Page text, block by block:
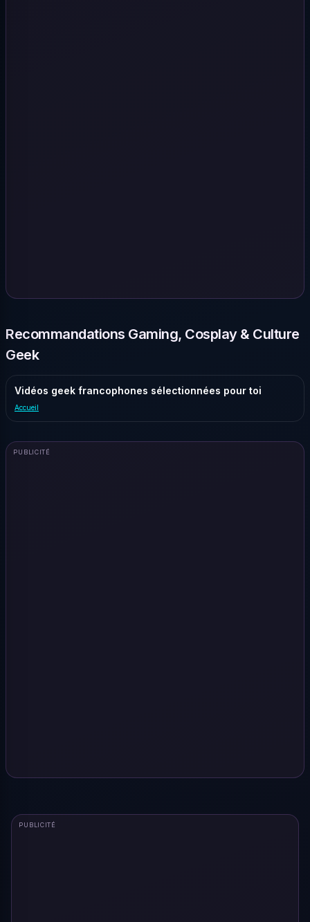
Recommandations Gaming, Cosplay & Culture
Geek
Vidéos geek francophones sélectionnées pour toi
Accueil
PUBLICITÉ
PUBLICITÉ